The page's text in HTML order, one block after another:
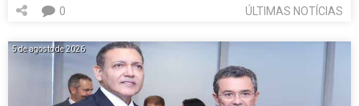
ÚLTIMAS NOTÍCIAS
0
5 de agosto de 2026